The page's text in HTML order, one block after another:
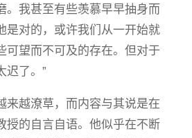
。我甚至有些羡慕早早抽身而
是对的，或许我们从一开始就
可望而不可及的存在。但对于
迟了。”
来越潦草，而内容与其说是在
授的自言自语。他似乎在不断